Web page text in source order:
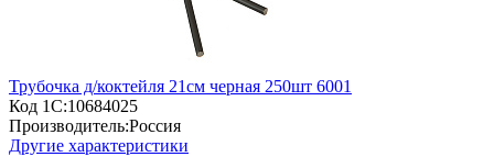
Трубочка д/коктейля 21см черная 250шт 6001
Код 1С:10684025
Производитель:Россия
Другие характеристики